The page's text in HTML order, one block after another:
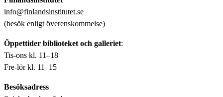
info@finlandsinstitutet.se
(besök enligt överenskommelse)
Öppettider biblioteket och galleriet:
Tis-ons kl. 11–18
Fre-lör kl. 11–15
Besöksadress